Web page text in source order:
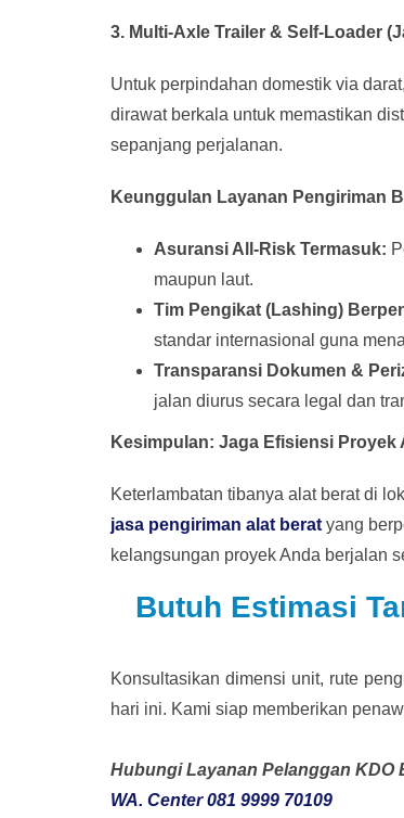
3. Multi-Axle Trailer & Self-Loader
Untuk perpindahan domestik via
dirawat berkala untuk memastikan
sepanjang perjalanan.
Keunggulan Layanan Pengiriman
Asuransi All-Risk Termasuk:
maupun laut.
Tim Pengikat (Lashing)
standar internasional guna
Transparansi Dokumen &
jalan diurus secara legal dan
Kesimpulan: Jaga Efisiensi Proyek
Keterlambatan tibanya alat berat di
jasa pengiriman alat berat yang
kelangsungan proyek Anda berjalan
Butuh Estimasi
Konsultasikan dimensi unit, rute
hari ini. Kami siap memberikan
Hubungi Layanan Pelanggan
WA. Center 081 9999 70109